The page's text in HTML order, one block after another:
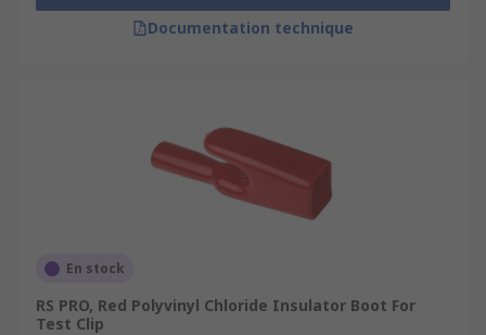
Documentation technique
En stock
RS PRO, Red Polyvinyl Chloride Insulator Boot For
Test Clip